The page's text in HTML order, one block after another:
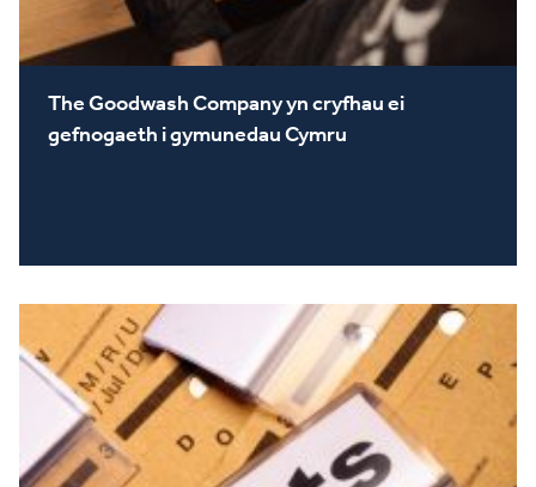
The Goodwash Company yn cryfhau ei
gefnogaeth i gymunedau Cymru